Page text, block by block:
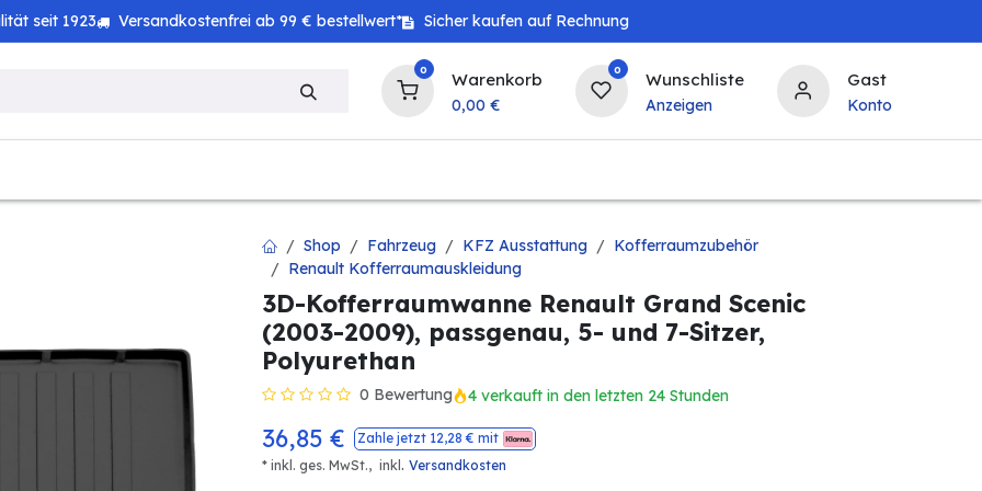
seit 1923 Versandkostenfrei ab 99 € bestellwert* Sicher kaufen auf Rechnung
0 Warenkorb
0,00 €
0 Wunschliste
Anzeigen
Gast
Konto
Shop Fahrzeug KFZ Ausstattung
Kofferraumzubehör
Renault Kofferraumauskleidung
3D-Kofferraumwanne Renault Grand Scenic
(2003-2009), passgenau, 5- und 7-Sitzer,
Polyurethan
0 Bewertung 4 verkauft in den letzten 24 Stunden
36,85 € Zahle jetzt 12,28 € mit
* inkl. ges. MwSt., inkl . Versandkosten